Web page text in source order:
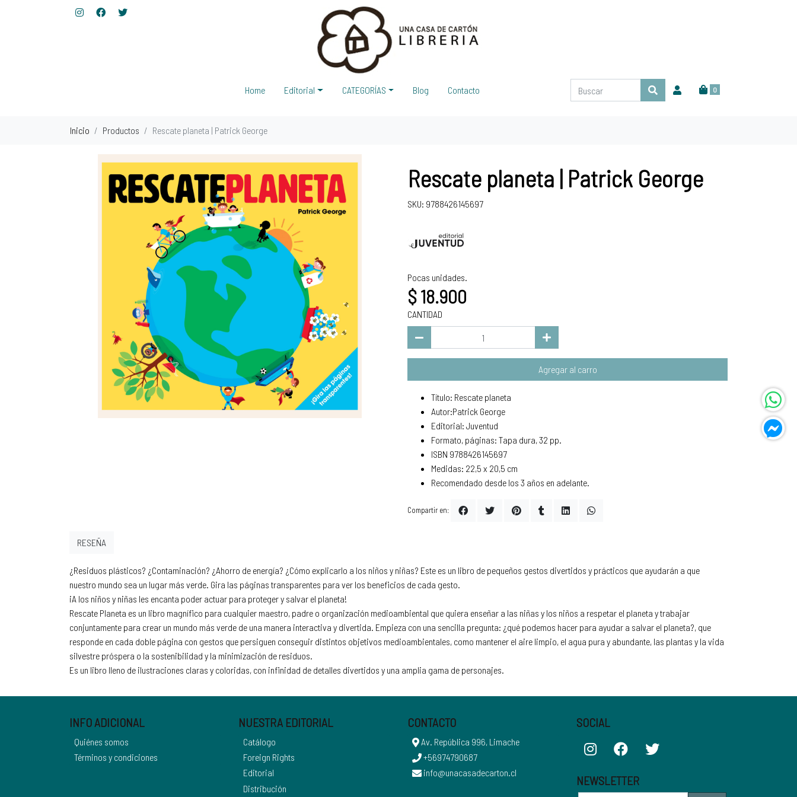
0
Home Editorial CATEGORÍAS Blog Contacto
Inicio Productos Rescate planeta | Patrick George
Rescate planeta | Patrick George
SKU: 9788426145697
Pocas unidades.
$ 18.900
CANTIDAD
Agregar al carro
Título: Rescate planeta
Autor:Patrick George
Editorial: Juventud
Formato, páginas: Tapa dura, 32 pp.
ISBN 9788426145697
Medidas: 22,5 x 20,5 cm
Recomendado desde los 3 años en adelante.
Compartir en:
¿Residuos plásticos? ¿Contaminación? ¿Ahorro de energía? ¿Cómo explicarlo a los niños y niñas? Este es un libro de pequeños gestos divertidos y prácticos que ayudarán a que
nuestro mundo sea un lugar más verde. Gira las páginas transparentes para ver los beneficios de cada gesto.
¡A los niños y niñas les encanta poder actuar para proteger y salvar el planeta!
Rescate Planeta es un libro magnífico para cualquier maestro, padre o organización medioambiental que quiera enseñar a las niñas y los niños a respetar el planeta y trabajar
conjuntamente para crear un mundo más verde de una manera interactiva y divertida. Empieza con una sencilla pregunta: ¿qué podemos hacer para ayudar a salvar el planeta?, que
responde en cada doble página con gestos que persiguen conseguir distintos objetivos medioambientales, como mantener el aire limpio, el agua pura y abundante, las plantas y la vida
silvestre próspera o la sostenibilidad y la minimización de residuos.
Es un libro lleno de ilustraciones claras y coloridas, con infinidad de detalles divertidos y una amplia gama de personajes.
RESEÑA
INFO ADICIONAL
Quiénes somos
Términos y condiciones
NUESTRA EDITORIAL
Catálogo
Foreign Rights
Editorial
Distribución
CONTACTO
Av. República 996, Limache
+56974790687
info@unacasadecarton.cl
SOCIAL
NEWSLETTER